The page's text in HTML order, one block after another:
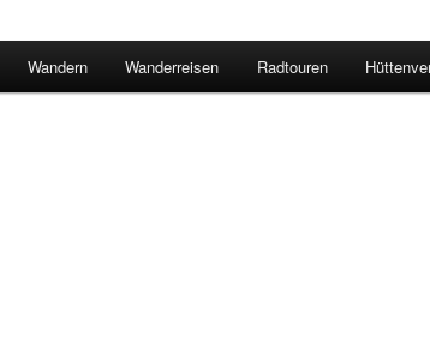
Wandern Wanderreisen Radtouren